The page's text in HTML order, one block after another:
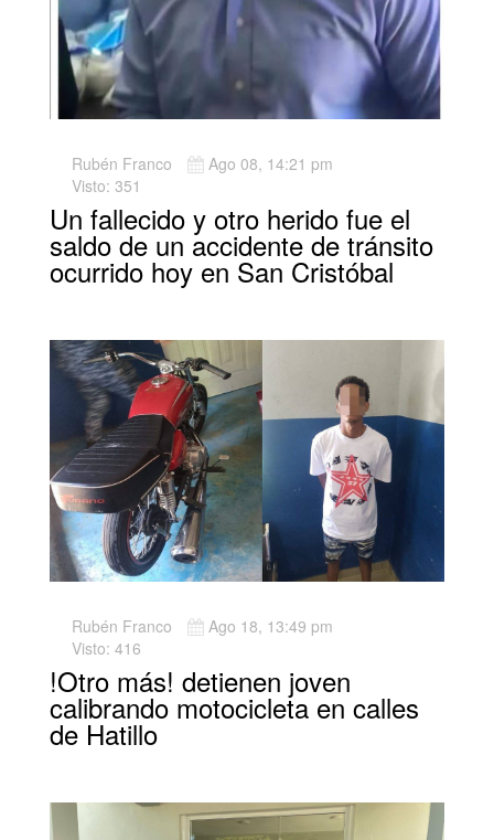
Rubén Franco
Ago 08, 14:21 pm
Visto: 351
Un fallecido y otro herido fue el
saldo de un accidente de tránsito
ocurrido hoy en San Cristóbal
Rubén Franco
Ago 18, 13:49 pm
Visto: 416
!Otro más! detienen joven
calibrando motocicleta en calles
de Hatillo